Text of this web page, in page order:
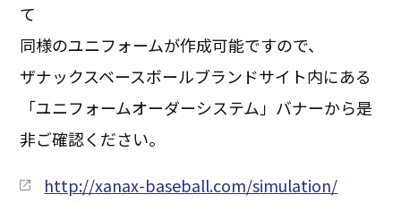
て
同様のユニフォームが作成可能ですので、
ザナックスベースボールブランドサイト内にある
「ユニフォームオーダーシステム」バナーから是
非ご確認ください。
http://xanax-baseball.com/simulation/